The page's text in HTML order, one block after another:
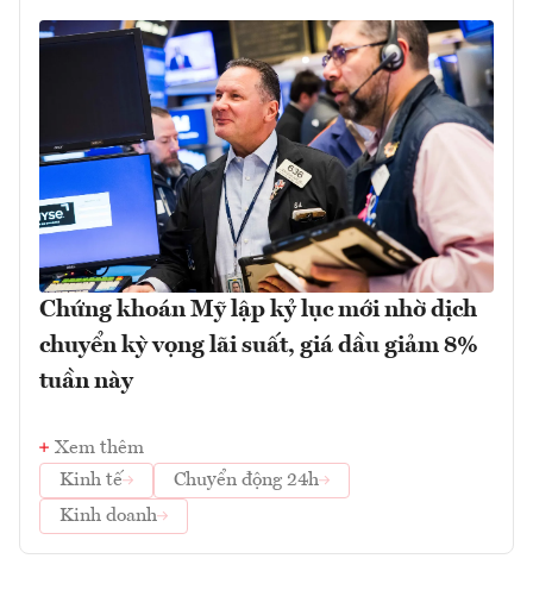
Chứng khoán Mỹ lập kỷ lục mới nhờ dịch
chuyển kỳ vọng lãi suất, giá dầu giảm 8%
tuần này
Xem thêm
Kinh tế
Chuyển động 24h
Kinh doanh